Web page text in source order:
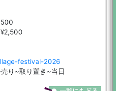
festival-2026
り~取り置き~当日